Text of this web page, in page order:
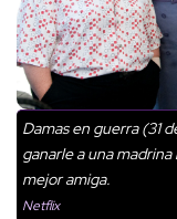
Damas en guerra (31
ganarle a una
mejor amiga.
Netflix